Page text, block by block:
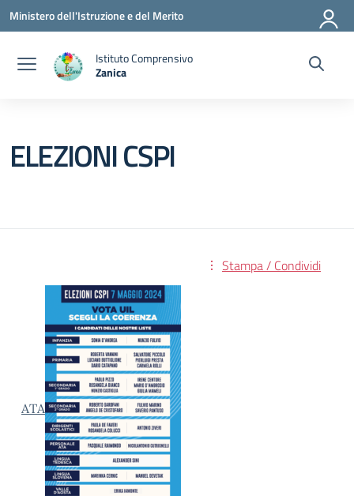
Vai ai contenuti
Vai al menu di navigazione
Vai al footer
Ministero dell'Istruzione e del Merito
Istituto Comprensivo
Zanica
ELEZIONI CSPI
Stampa / Condividi
ATA